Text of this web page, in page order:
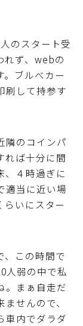
のスタート受
れず、webの
。ブルべカー
刷して持参す
隣のコインパ
れば十分に間
、４時過ぎに
適当に近い場
らいにスター
、この時間で
人弱の中で私
。まぁ自走だ
せんので、
車内でダラダ